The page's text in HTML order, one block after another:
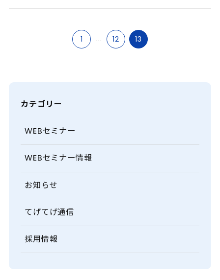
1 ... 12 13
カテゴリー
WEBセミナー
WEBセミナー情報
お知らせ
てげてげ通信
採用情報